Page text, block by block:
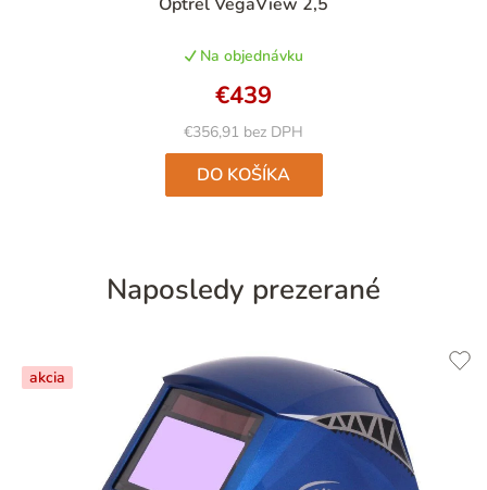
hodnotenie
je
4,9
z
5
hviezdičiek.
Na objednávku
€356,91 bez DPH
€439
DO KOŠÍKA
Naposledy prezerané
akcia